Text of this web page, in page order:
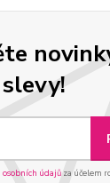
slevy!
údajůza účelem